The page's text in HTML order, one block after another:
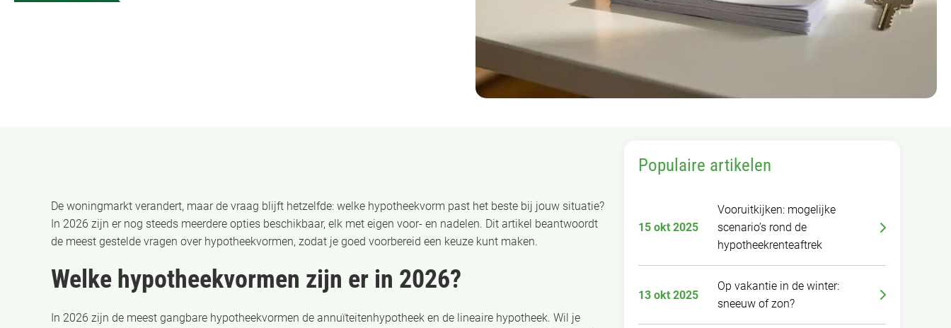
De woningmarkt verandert, maar de vraag blijft hetzelfde: welke hypotheekvorm past het beste bij jouw situatie?
In 2026 zijn er nog steeds meerdere opties beschikbaar, elk met eigen voor- en nadelen. Dit artikel beantwoordt
de meest gestelde vragen over hypotheekvormen, zodat je goed voorbereid een keuze kunt maken.
Welke hypotheekvormen zijn er in 2026?
In 2026 zijn de meest gangbare hypotheekvormen de annuïteitenhypotheek en de lineaire hypotheek. Wil je
Populaire artikelen
15 okt 2025
Vooruitkijken: mogelijke
scenario’s rond de
hypotheekrenteaftrek
13 okt 2025
Op vakantie in de winter:
sneeuw of zon?